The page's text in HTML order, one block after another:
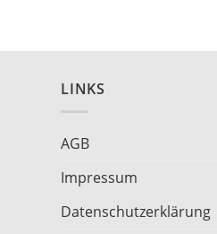
LINKS
AGB
Impressum
Datenschutzerklärung